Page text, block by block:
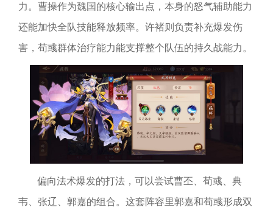
力。曹操作为魏国的核心输出点，本身的怒气辅助能力
还能加快全队技能释放频率。许褚则负责补充爆发伤
害，荀彧群体治疗能力能支撑整个队伍的持久战能力。
偏向法术爆发的打法，可以尝试曹丕、荀彧、典
韦、张辽、郭嘉的组合。这套阵容里郭嘉和荀彧形成双